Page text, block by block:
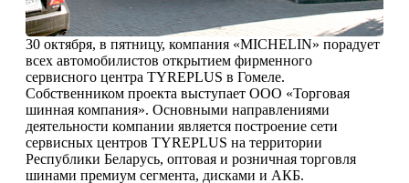
30 октября, в пятницу, компания «MICHELIN» порадует
всех автомобилистов открытием фирменного
сервисного центра TYREPLUS в Гомеле.
Собственником проекта выступает ООО «Торговая
шинная компания». Основными направлениями
деятельности компании является построение сети
сервисных центров TYREPLUS на территории
Республики Беларусь, оптовая и розничная торговля
шинами премиум сегмента, дисками и АКБ.